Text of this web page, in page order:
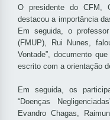
O presidente do CFM,
destacou a importância
Em seguida, o
(FMUP), Rui Nunes,
Vontade”, documento
escrito com a orientação
Em seguida, os
“Doenças
Evandro Chagas,